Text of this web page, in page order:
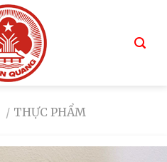
/ THỰC PHẨM